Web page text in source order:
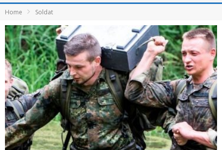
Home Soldat